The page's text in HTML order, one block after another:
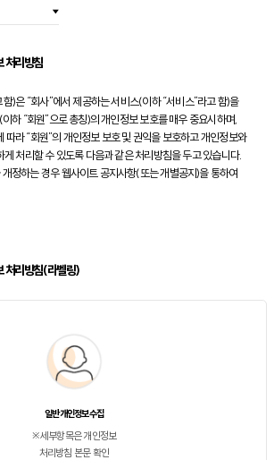
처리방침
)은 “회사”에서 제공하는 서비스(이하 “서비스”라고 함)을
하 “회원”으로 총칭)의 개인정보 보호를 매우 중요시하며,
라 “회원”의 개인정보 보호 및 권익을 보호하고 개인정보와
게 처리할 수 있도록 다음과 같은 처리방침을 두고 있습니다.
정하는 경우 웹사이트 공지사항(또는 개별공지)을 통하여
처리방침(라벨링)
일반 개인정보 수집
※세부항목은 개인정보
처리방침 본문 확인